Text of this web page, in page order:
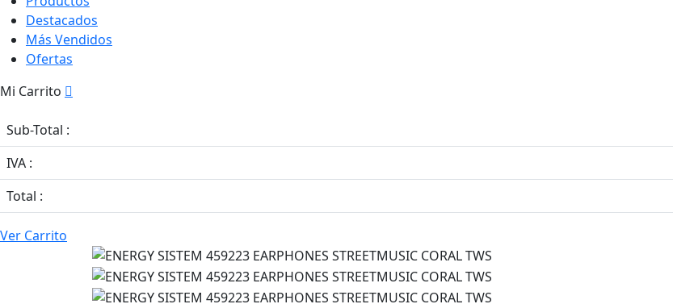
Destacados
Más Vendidos
Ofertas
Mi Carrito
Sub-Total :
IVA :
Total :
Ver Carrito